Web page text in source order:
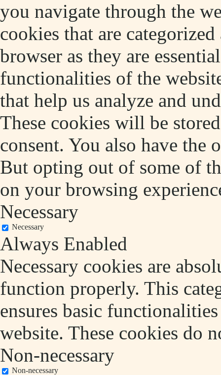
you navigate through the
cookies that are
browser as they are
functionalities of the
that help us analyze and
These cookies will be
consent. You also have the
But opting out of some of
on your browsing
Necessary
Necessary
Always Enabled
Necessary cookies are
function properly. This
ensures basic
website. These cookies do
Non-necessary
Non-necessary